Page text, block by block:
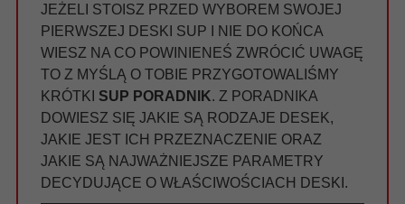
JEŻELI STOISZ PRZED WYBOREM SWOJEJ
PIERWSZEJ DESKI SUP I NIE DO KOŃCA
WIESZ NA CO POWINIENEŚ ZWRÓCIĆ UWAGĘ
TO Z MYŚLĄ O TOBIE PRZYGOTOWALIŚMY
KRÓTKI SUP PORADNIK. Z PORADNIKA
DOWIESZ SIĘ JAKIE SĄ RODZAJE DESEK,
JAKIE JEST ICH PRZEZNACZENIE ORAZ
JAKIE SĄ NAJWAŻNIEJSZE PARAMETRY
DECYDUJĄCE O WŁAŚCIWOŚCIACH DESKI.